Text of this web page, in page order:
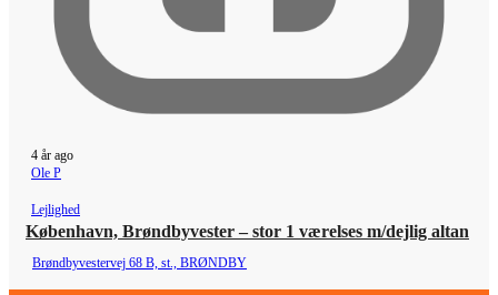
4 år ago
Ole P
Lejlighed
København, Brøndbyvester – stor 1 værelses m/dejlig altan
Brøndbyvestervej 68 B, st., BRØNDBY